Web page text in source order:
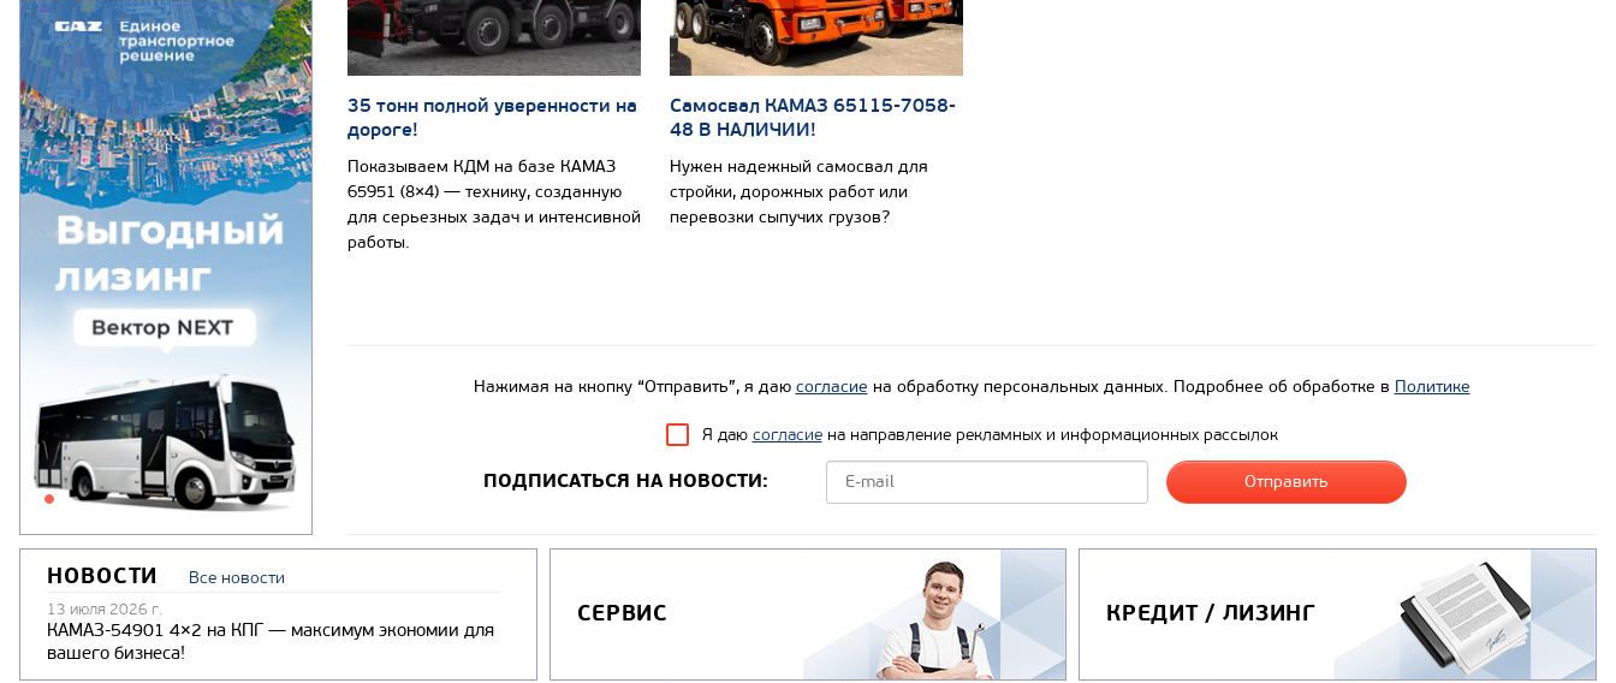
35 тонн полной уверенности на
дороге!
Показываем КДМ на базе КАМАЗ
65951 (8×4) — технику, созданную
для серьезных задач и интенсивной
работы.
Самосвал КАМАЗ 65115-7058-
48 В НАЛИЧИИ!
Нужен надежный самосвал для
стройки, дорожных работ или
перевозки сыпучих грузов?
Нажимая на кнопку “Отправить”, я даю согласие на обработку персональных данных. Подробнее об обработке в Политике
Я даю согласиена направление рекламных и информационных рассылок
ПОДПИСАТЬСЯ НА НОВОСТИ:
НОВОСТИ Все новости
13 июля 2026 г.
КАМАЗ-54901 4×2 на КПГ — максимум экономии для
вашего бизнеса!
СЕРВИС КРЕДИТ / ЛИЗИНГ